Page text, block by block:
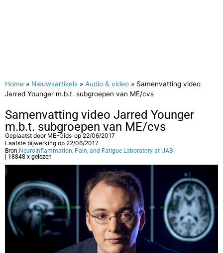
Home » Nieuwsartikels » Audio & video » Samenvatting video
Jarred Younger m.b.t. subgroepen van ME/cvs
Samenvatting video Jarred Younger
m.b.t. subgroepen van ME/cvs
Geplaatst door ME-Gids op 22/06/2017
Laatste bijwerking op 22/06/2017
Bron: Neuroinflammation, Pain, and Fatigue Laboratory at UAB
| 18848 x gelezen